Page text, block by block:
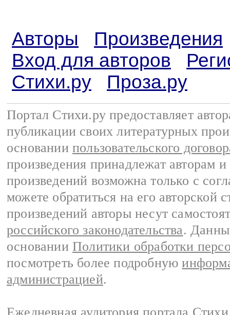
Авторы
Произведения
Вход для авторов
Стихи.ру
Проза.ру
Портал Стихи.ру предоставляет
публикации своих литературных
основании пользовательского
произведения принадлежат авторам
произведений возможна только с
можете обратиться на его авторской
произведений авторы несут
российского законодательства.
основании Политики обработки
посмотреть более подробную
администрацией.
Ежедневная аудитория портала